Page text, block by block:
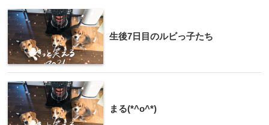
生後7日目のルビっ子たち
まる(*^o^*)